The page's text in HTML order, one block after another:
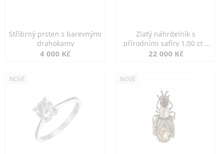
Stříbrný prsten s barevnými
drahokamy
4 000 Kč
Zlatý náhrdelník s
přírodními safíry 1,00 ct a
diamanty
22 000 Kč
NOVÉ NOVÉ